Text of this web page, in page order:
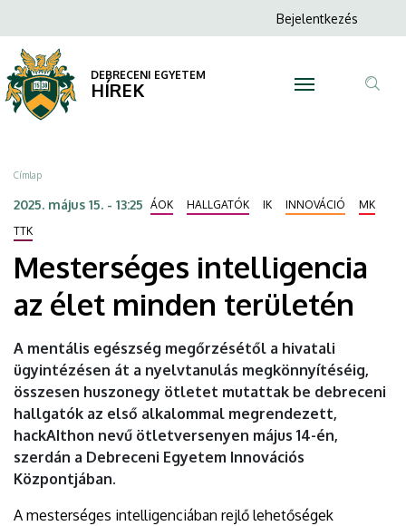
intelligencia
az
élet
minden
területén
DEBRECENI
EGYETEM
a
tartalomra
Anonim
menüje
Bejelentkezés
DEBRECENI EGYETEM
HÍREK
Morzsa
Címlap
2025. május 15. - 13:25 ÁOK HALLGATÓK IK INNOVÁCIÓ
MK
TTK
Mesterséges intelligencia
az élet minden területén
A mentális egészség megőrzésétől a hivatali
ügyintézésen át a nyelvtanulás megkönnyítéséig,
összesen huszonegy ötletet mutattak be debreceni
hallgatók az első alkalommal megrendezett,
hackAIthon nevű ötletversenyen május 14-én,
szerdán a Debreceni Egyetem Innovációs
Központjában.
A mesterséges intelligenciában rejlő lehetőségek